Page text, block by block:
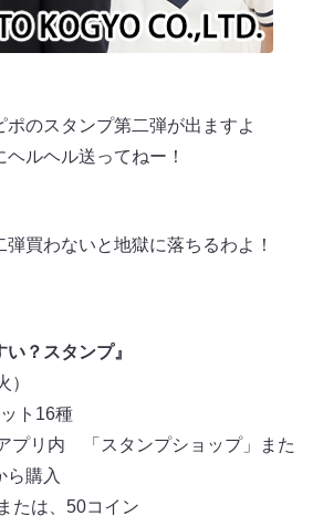
のスタンプ第二弾が出ますよ
ルヘル送ってねー！
買わないと地獄に落ちるわよ！
い？スタンプ』
）
ト16種
プリ内 「スタンプショップ」また
ら購入
たは、50コイン